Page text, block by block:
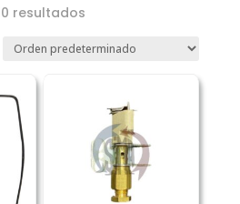
resultados